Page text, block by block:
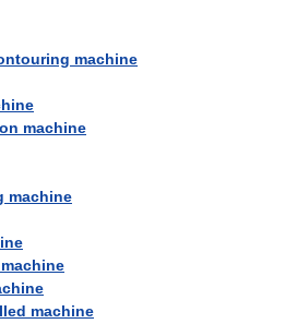
machine
machine
machine
machine